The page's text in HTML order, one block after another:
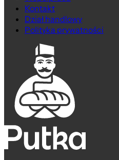
Kontakt
Dział handlowy
Polityka prywatności